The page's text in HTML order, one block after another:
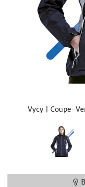
Vycy | Coupe-